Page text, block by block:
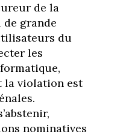
de la
grande
du
les
la violation est
nominatives